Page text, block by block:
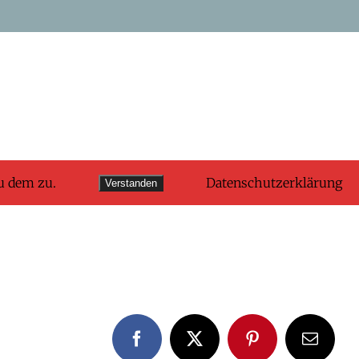
FacebookX PinterestE-
dem zu. Verstanden Datenschutzerklärung